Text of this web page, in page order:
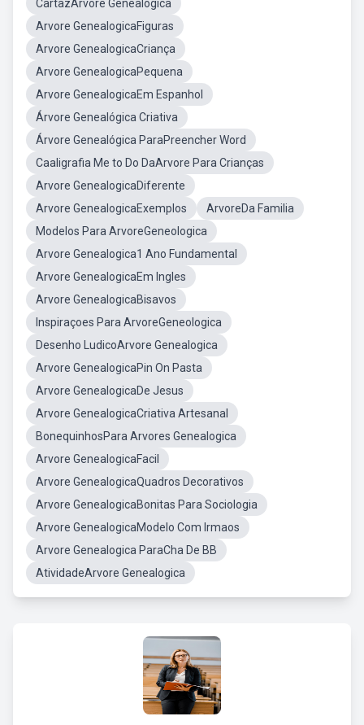
CartazArvore Genealogica
Arvore GenealogicaFiguras
Arvore GenealogicaCriança
Arvore GenealogicaPequena
Arvore GenealogicaEm Espanhol
Árvore Genealógica Criativa
Árvore Genealógica ParaPreencher Word
Caaligrafia Me to Do DaArvore Para Crianças
Arvore GenealogicaDiferente
Arvore GenealogicaExemplos
ArvoreDa Familia
Modelos Para ArvoreGeneologica
Arvore Genealogica1 Ano Fundamental
Arvore GenealogicaEm Ingles
Arvore GenealogicaBisavos
Inspiraçoes Para ArvoreGeneologica
Desenho LudicoArvore Genealogica
Arvore GenealogicaPin On Pasta
Arvore GenealogicaDe Jesus
Arvore GenealogicaCriativa Artesanal
BonequinhosPara Arvores Genealogica
Arvore GenealogicaFacil
Arvore GenealogicaQuadros Decorativos
Arvore GenealogicaBonitas Para Sociologia
Arvore GenealogicaModelo Com Irmaos
Arvore Genealogica ParaCha De BB
AtividadeArvore Genealogica